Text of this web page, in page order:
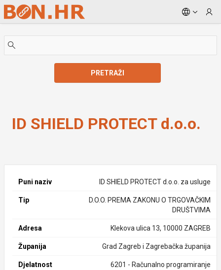
Skip to Main Content
PRETRAŽI
ID SHIELD PROTECT d.o.o.
Puni naziv ID SHIELD PROTECT d.o.o. za usluge
Tip
D.O.O. PREMA ZAKONU O TRGOVAČKIM
DRUŠTVIMA
Adresa Klekova ulica 13, 10000 ZAGREB
Županija Grad Zagreb i Zagrebačka županija
Djelatnost 6201 - Računalno programiranje